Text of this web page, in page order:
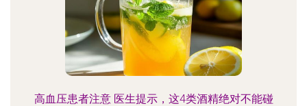
高血压患者注意 医生提示，这4类酒精绝对不能碰